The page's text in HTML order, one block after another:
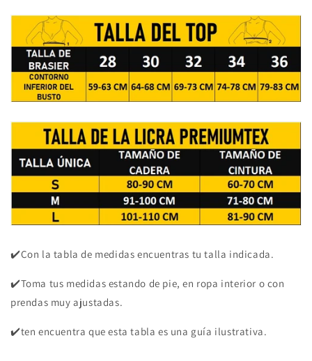
✔️Con la tabla de medidas encuentras tu talla indicada.
✔️Toma tus medidas estando de pie, en ropa interior o con
prendas muy ajustadas.
✔️ten encuentra que esta tabla es una guía ilustrativa.